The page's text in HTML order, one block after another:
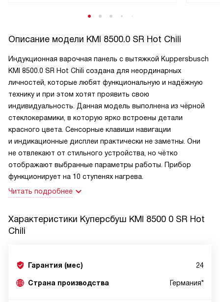
Описание модели KMI 8500.0 SR Hot Chili
Индукционная варочная панель с вытяжкой Kuppersbusch
KMI 8500.0 SR Hot Chili создана для неординарных
личностей, которые любят функциональную и надёжную
технику и при этом хотят проявить свою
индивидуальность. Данная модель выполнена из чёрной
стеклокерамики, в которую ярко встроены детали
красного цвета. Сенсорные клавиши навигации
и индикационные дисплеи практически не заметны. Они
не отвлекают от стильного устройства, но чётко
отображают выбранные параметры работы. Прибор
функционирует на 10 ступенях нагрева.
Читать подробнее
Характеристики Куперсбуш KMI 8500 0 SR Hot
Chili
Гарантия (мес) 24
Страна производства Германия*